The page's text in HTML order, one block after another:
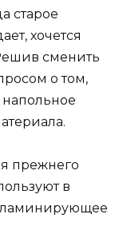
старое
хочется
сменить
о том,
прежнего
в
ламинирующее